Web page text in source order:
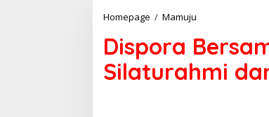
Homepage / Mamuju
s
p
o
r
Dispora
Silaturahmi